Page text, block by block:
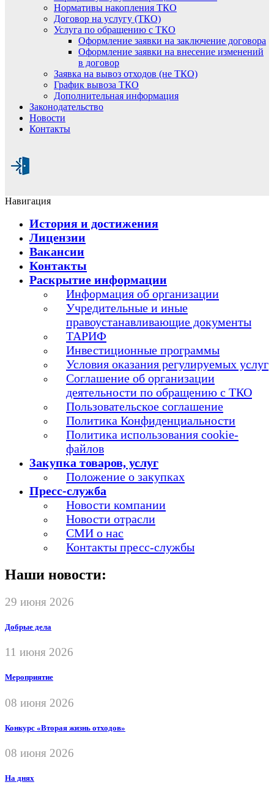
Нормативы накопления ТКО
Договор на услугу (ТКО)
Услуга по обращению с ТКО
Оформление заявки на заключение договора
Оформление заявки на внесение изменений
в договор
Заявка на вывоз отходов (не ТКО)
График вывоза ТКО
Дополнительная информация
Законодательство
Новости
Контакты
Навигация
История и достижения
Лицензии
Вакансии
Контакты
Раскрытие информации
Информация об организации
Учредительные и иные
правоустанавливающие документы
ТАРИФ
Инвестиционные программы
Условия оказания регулируемых услуг
Соглашение об организации
деятельности по обращению с ТКО
Пользовательское соглашение
Политика Конфиденциальности
Политика использования cookie-
файлов
Закупка товаров, услуг
Положение о закупках
Пресс-служба
Новости компании
Новости отрасли
СМИ о нас
Контакты пресс-службы
Наши новости:
29 июня 2026
Добрые дела
11 июня 2026
Мероприятие
08 июня 2026
Конкурс «Вторая жизнь отходов»
08 июня 2026
На днях